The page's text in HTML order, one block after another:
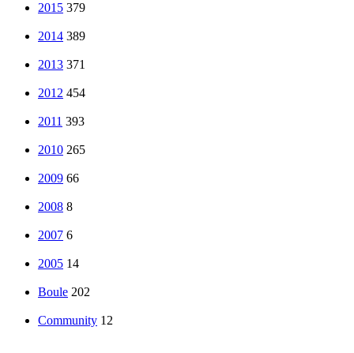
2015 379
2014 389
2013 371
2012 454
2011 393
2010 265
2009 66
2008 8
2007 6
2005 14
Boule 202
Community 12